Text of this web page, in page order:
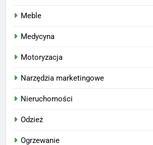
Meble
Medycyna
Motoryzacja
Narzędzia marketingowe
Nieruchomości
Odzież
Ogrzewanie